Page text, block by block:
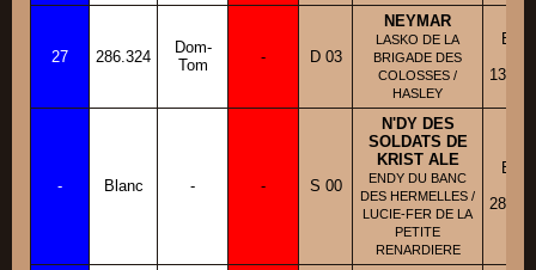
27 286.324
Dom-
Tom
- D 03
NEYMAR
LASKO DE LA
BRIGADE DES
COLOSSES /
HASLEY
13/03/
- Blanc - - S 00
N'DY DES
SOLDATS DE
KRIST ALE
ENDY DU BANC
DES HERMELLES /
LUCIE-FER DE LA
PETITE
RENARDIERE
28/04/